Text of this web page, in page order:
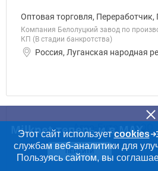
Оптовая торговля, Переработчик,
Компания Белолуцкий завод по
КП (В стадии банкротства)
Россия, Луганская народная
А
Агро-Бутово, ООО,
Milknet теперь и в MAX
ПЕРЕЙТИ
Этот сайт использует cookies
службам веб-аналитики для
Пользуясь сайтом, вы